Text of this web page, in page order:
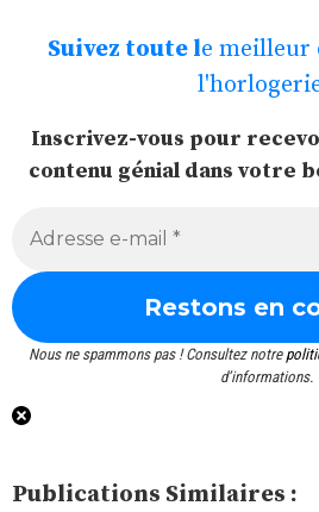
Suivez toute le meilleur
Inscrivez-vous pour
contenu génial dans votre
Nous ne spammons pas ! Consultez notre
d’informations.
Publications Similaires :